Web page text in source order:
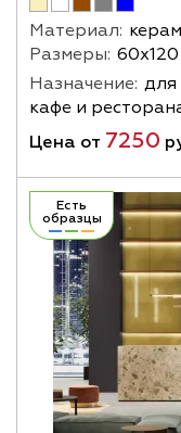
Материал:
Размеры: 60х120
Назначение: для
кафе и
Цена от 7250
Есть
образцы